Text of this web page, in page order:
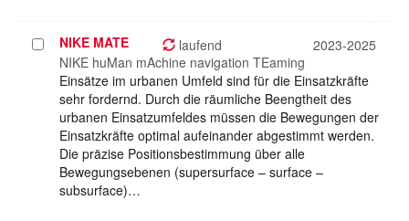
Projekt
auswählen
NIKE MATE laufend
2023-2025
NIKE huMan mAchine navigation TEaming
Einsätze im urbanen Umfeld sind für die Einsatzkräfte
sehr fordernd. Durch die räumliche Beengtheit des
urbanen Einsatzumfeldes müssen die Bewegungen der
Einsatzkräfte optimal aufeinander abgestimmt werden.
Die präzise Positionsbestimmung über alle
Bewegungsebenen (supersurface – surface –
subsurface)…